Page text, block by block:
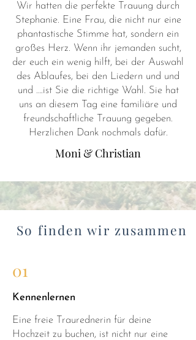
Wir hatten die perfekte Trauung durch
Stephanie. Eine Frau, die nicht nur eine
phantastische Stimme hat, sondern ein
großes Herz. Wenn ihr jemanden sucht,
der euch ein wenig hilft, bei der Auswahl
des Ablaufes, bei den Liedern und und
und ….ist Sie die richtige Wahl. Sie hat
uns an diesem Tag eine familiäre und
freundschaftliche Trauung gegeben.
Herzlichen Dank nochmals dafür.
Moni & Christian
So finden wir zusammen
01
Kennenlernen
Eine freie Traurednerin für deine
Hochzeit zu buchen, ist nicht nur eine